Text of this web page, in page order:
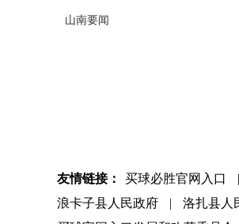
山南要闻
友情链接： 买球必胜官网入口 |
浪卡子县人民政府
| 洛扎县人